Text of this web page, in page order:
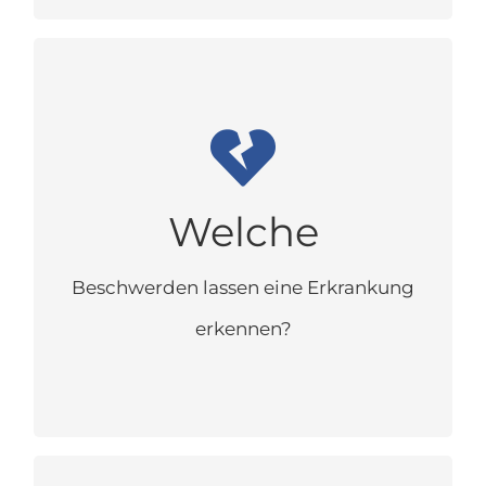
Welche
Beschwerden lassen eine Erkrankung
erkennen?
Brustschmerzen oder Brustenge
Nachlassende körperliche
Wassereinlagerungen in den
Unterschenkeln
Herzrhythmusstörungen
Schwindelattacken